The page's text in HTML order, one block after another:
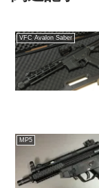
VFC Avalon Saber
MP5